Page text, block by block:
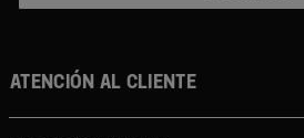
ATENCIÓN AL CLIENTE